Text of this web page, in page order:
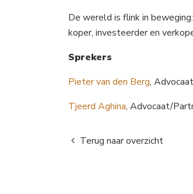
De wereld is flink in
koper, investeerder en
Sprekers
Pieter van den Berg,
Tjeerd Aghina, Advocaat/
Terug naar overzicht